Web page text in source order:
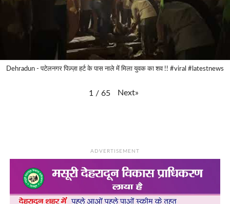
Dehradun - पटेलनगर पिज़्ज़ा हर्ट के पास नाले में मिला युवक का शव !! #viral #latestnews
1 / 65 Next»
ADVERTISEMENT